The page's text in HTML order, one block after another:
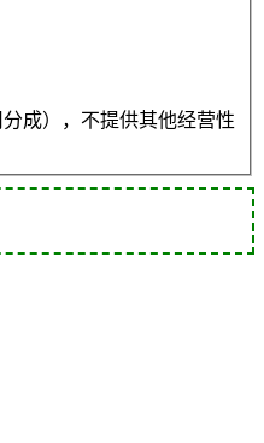
成），不提供其他经营性